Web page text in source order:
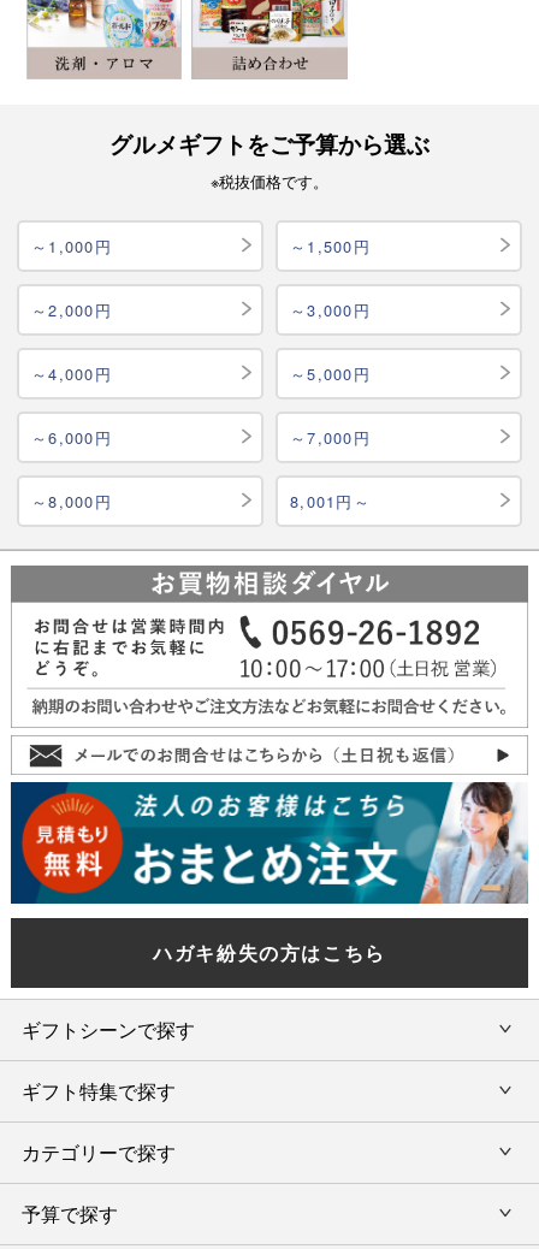
グルメギフトをご予算から選ぶ
※税抜価格です。
～1,000円 ～1,500円
～2,000円 ～3,000円
～4,000円 ～5,000円
～6,000円 ～7,000円
～8,000円 8,001円～
ハガキ紛失の方はこちら
ギフトシーンで探す
内祝い・お返し
結婚内祝い・引出物
出産内祝い・お返し
ギフト特集で探す
旅行カタログギフト
カタログギフトランキング
カテゴリーで探す
カタログギフト
予算で探す